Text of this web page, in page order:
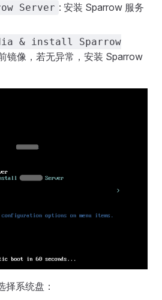
Server : 安装 Sparrow 服务
& install Sparrow
镜像，若无异常，安装 Sparrow
择系统盘：